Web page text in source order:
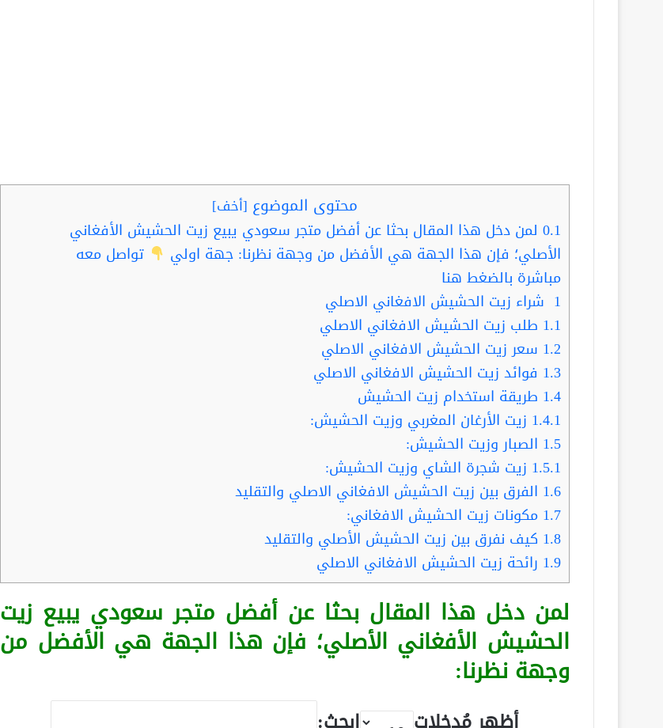
محتوى الموضوع [أخف]
0.1 لمن دخل هذا المقال بحثا عن أفضل متجر سعودي يبيع زيت الحشيش الأفغاني
الأصلي؛ فإن هذا الجهة هي الأفضل من وجهة نظرنا: جهة اولي
تواصل معه
مباشرة بالضغط هنا
1 شراء زيت الحشيش الافغاني الاصلي
1.1 طلب زيت الحشيش الافغاني الاصلي
1.2 سعر زيت الحشيش الافغاني الاصلي
1.3 فوائد زيت الحشيش الافغاني الاصلي
1.4 طريقة استخدام زيت الحشيش
1.4.1 زيت الأرغان المغربي وزيت الحشيش:
1.5 الصبار وزيت الحشيش:
1.5.1 زيت شجرة الشاي وزيت الحشيش:
1.6 الفرق بين زيت الحشيش الافغاني الاصلي والتقليد
1.7 مكونات زيت الحشيش الافغاني:
1.8 كيف نفرق بين زيت الحشيش الأصلي والتقليد
1.9 رائحة زيت الحشيش الافغاني الاصلي
لمن دخل هذا المقال بحثا عن أفضل متجر سعودي يبيع زيت
الحشيش الأفغاني الأصلي؛ فإن هذا الجهة هي الأفضل من
وجهة نظرنا: